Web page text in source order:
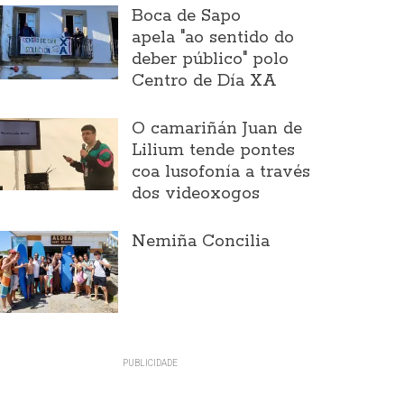
Boca de Sapo
apela "ao sentido do
deber público" polo
Centro de Día XA
O camariñán Juan de
Lilium tende pontes
coa lusofonía a través
dos videoxogos
Nemiña Concilia